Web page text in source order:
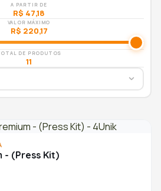
A PARTIR DE
R$ 47,18
VALOR MÁXIMO
R$ 220,17
DE PRODUTOS
11
- (Press Kit)